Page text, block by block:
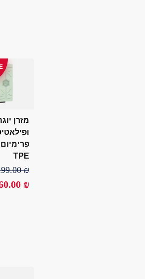
SALE
מזרן יוגה
ופילאטיס
פרימיום
199.00
160.00